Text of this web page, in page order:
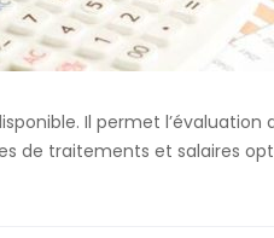
Il permet
de traitements et salaires